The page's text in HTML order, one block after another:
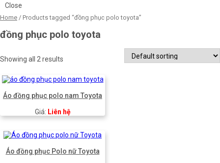
Close
Home / Products tagged “đồng phục polo toyota”
đồng phục polo toyota
Showing all 2 results
Áo đồng phục polo nam Toyota
Giá: Liên hệ
Áo đồng phục Polo nữ Toyota